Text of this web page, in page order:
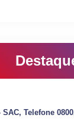
SAC, Telefone